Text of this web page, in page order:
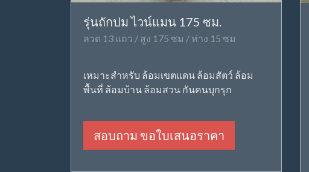
รุ่นถักปม ไวน์แมน 175 ซม.
ลวด 13 แถว / สูง 175 ซม / ห่าง 15 ซม
เหมาะสำหรับ ล้อมเขตแดน ล้อมสัตว์ ล้อม
พื้นที่ ล้อมบ้าน ล้อมสวน กันคนบุกรุก
สอบถาม ขอใบเสนอราคา